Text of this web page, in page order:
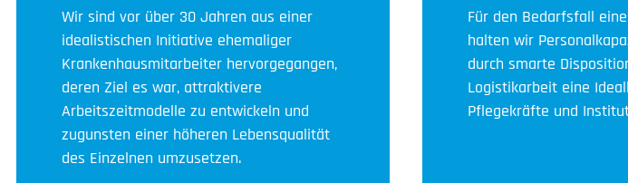
Wir sind vor über 30 Jahren aus einer
idealistischen Initiative ehemaliger
Krankenhausmitarbeiter hervorgegangen,
deren Ziel es war, attraktivere
Arbeitszeitmodelle zu entwickeln und
zugunsten einer höheren Lebensqualität
des Einzelnen umzusetzen.
Für den Bedarfsfall
halten wir
durch smarte
Logistikarbeit eine
Pflegekräfte und